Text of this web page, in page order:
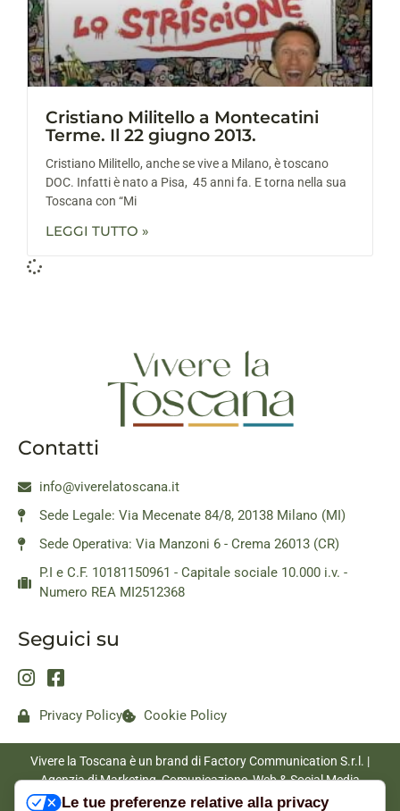
Cristiano Militello a Montecatini
Terme. Il 22 giugno 2013.
Cristiano Militello, anche se vive a Milano, è toscano
DOC. Infatti è nato a Pisa, 45 anni fa. E torna nella sua
Toscana con “Mi
LEGGI TUTTO »
Contatti
info@viverelatoscana.it
Sede Legale: Via Mecenate 84/8, 20138 Milano (MI)
Sede Operativa: Via Manzoni 6 - Crema 26013 (CR)
P.I e C.F. 10181150961 - Capitale sociale 10.000 i.v. -
Numero REA MI2512368
Seguici su
Privacy Policy Cookie Policy
Vivere la Toscana è un brand di Factory Communication S.r.l. |
Agenzia di Marketing, Comunicazione, Web & Social Media
|www.factorycommunication.it
Le tue preferenze relative alla privacy